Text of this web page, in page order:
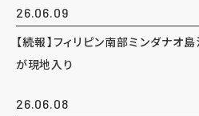
26.06.09
【続報】フィリピン南部ミンダナ
が現地入り
26.06.08